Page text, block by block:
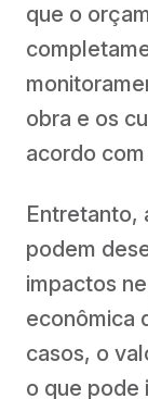
que o
obra e os
acordo
Entretanto,
podem
impactos
econômica
casos, o
o que pode